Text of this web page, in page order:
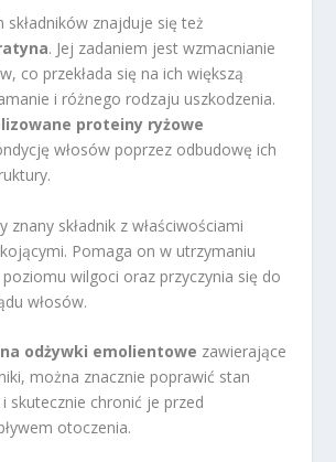
składników znajduje się też
. Jej zadaniem jest wzmacnianie
co przekłada się na ich większą
i różnego rodzaju uszkodzenia.
proteiny ryżowe
włosów poprzez odbudowę ich
znany składnik z właściwościami
Pomaga on w utrzymaniu
wilgoci oraz przyczynia się do
włosów.
odżywki emolientowe zawierające
można znacznie poprawić stan
skutecznie chronić je przed
otoczenia.